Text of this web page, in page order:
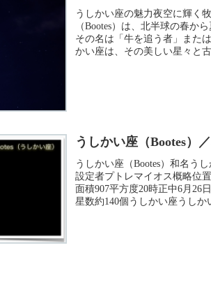
うしかい座の魅力夜空に輝く
（Bootes）は、北半球の春か
その名は「牛を追う者」また
かい座は、その美しい星々と
うしかい座（Bootes）
うしかい座（Bootes）和名う
設定者プトレマイオス概略位
面積907平方度20時正中6月26
星数約140個うしかい座うしか